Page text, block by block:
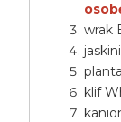
wrak
klif